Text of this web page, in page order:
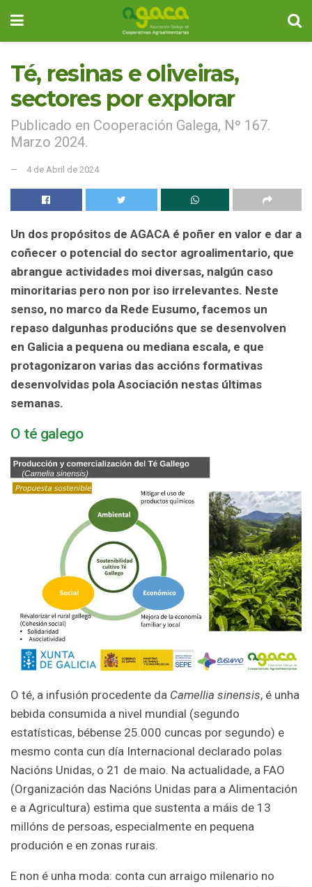
Té, resinas e oliveiras,
sectores por explorar
Publicado en Cooperación Galega, Nº 167.
Marzo 2024.
4 de Abril de 2024
Un dos propósitos de AGACA é poñer en valor e dar a
coñecer o potencial do sector agroalimentario, que
abrangue actividades moi diversas, nalgún caso
minoritarias pero non por iso irrelevantes. Neste
senso, no marco da Rede Eusumo, facemos un
repaso dalgunhas producións que se desenvolven
en Galicia a pequena ou mediana escala, e que
protagonizaron varias das accións formativas
desenvolvidas pola Asociación nestas últimas
semanas.
O té galego
O té, a infusión procedente da Camellia sinensis, é unha
bebida consumida a nivel mundial (segundo
estatísticas, bébense 25.000 cuncas por segundo) e
mesmo conta cun día Internacional declarado polas
Nacións Unidas, o 21 de maio. Na actualidade, a FAO
(Organización das Nacións Unidas para a Alimentación
e a Agricultura) estima que sustenta a máis de 13
millóns de persoas, especialmente en pequena
produción e en zonas rurais.
E non é unha moda: conta cun arraigo milenario no